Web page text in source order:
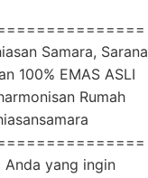
Samara, Sarana
100% EMAS ASLI
Rumah
yang ingin